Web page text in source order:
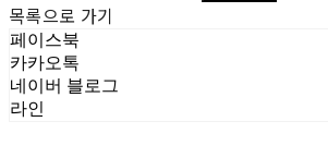
목록으로 가기
페이스북
카카오톡
네이버 블로그
라인